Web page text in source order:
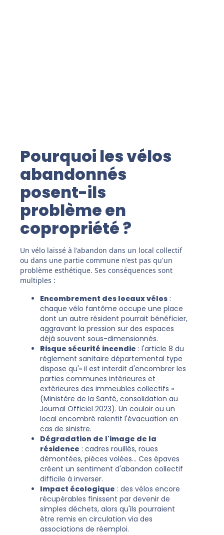
Pourquoi les vélos
abandonnés
posent-ils
problème en
copropriété ?
Un vélo laissé à l'abandon dans un local collectif
ou dans une partie commune n'est pas qu'un
problème esthétique. Ses conséquences sont
multiples :
Encombrement des locaux vélos :
chaque vélo fantôme occupe une place
dont un autre résident pourrait bénéficier,
aggravant la pression sur des espaces
déjà souvent sous-dimensionnés.
Risque sécurité incendie : l'article 8 du
règlement sanitaire départemental type
dispose qu'« il est interdit d'encombrer les
parties communes intérieures et
extérieures des immeubles collectifs »
(Ministère de la Santé, consolidation au
Journal Officiel 2023). Un couloir ou un
local encombré ralentit l'évacuation en
cas de sinistre.
Dégradation de l'image de la
résidence : cadres rouillés, roues
démontées, pièces volées… Ces épaves
créent un sentiment d'abandon collectif
difficile à inverser.
Impact écologique : des vélos encore
récupérables finissent par devenir de
simples déchets, alors qu'ils pourraient
être remis en circulation via des
associations de réemploi.